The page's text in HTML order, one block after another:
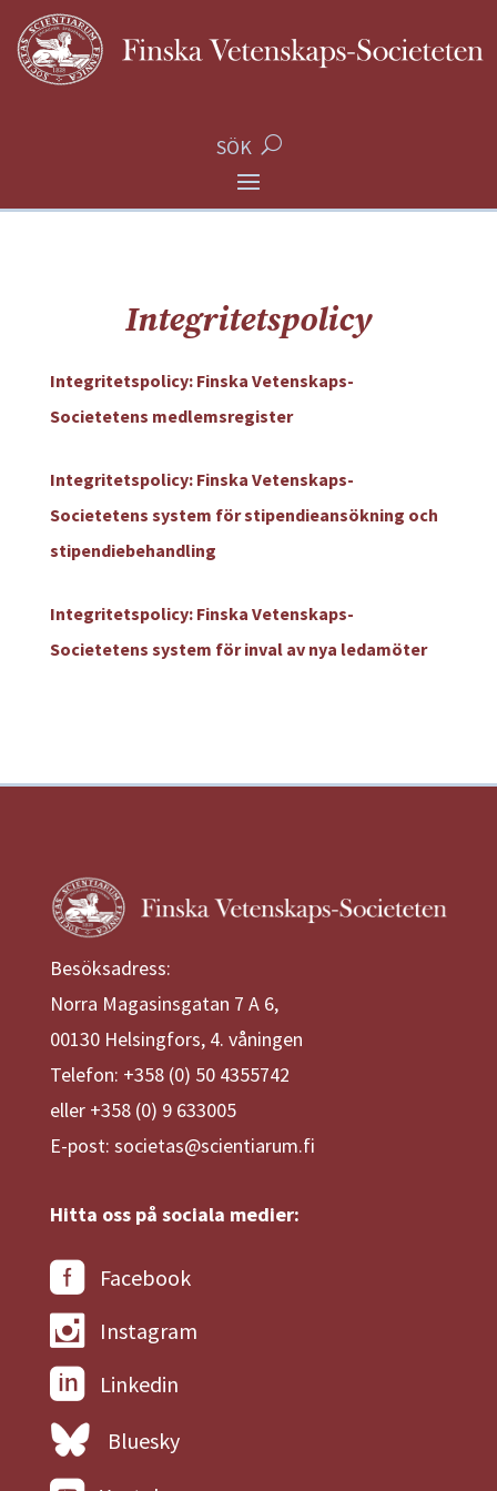
SÖK
Integritetspolicy
Integritetspolicy: Finska Vetenskaps-
Societetens medlemsregister
Integritetspolicy: Finska Vetenskaps-
Societetens system för stipendieansökning och
stipendiebehandling
Integritetspolicy: Finska Vetenskaps-
Societetens system för inval av nya ledamöter
Besöksadress:
Norra Magasinsgatan 7 A 6,
00130 Helsingfors, 4. våningen
Telefon: +358 (0) 50 4355742
eller +358 (0) 9 633005
E-post: societas@scientiarum.fi
Hitta oss på sociala medier:
Facebook
Instagram
Linkedin
Bluesky